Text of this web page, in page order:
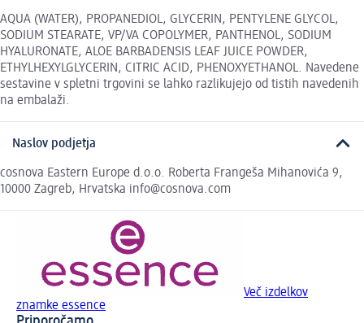
AQUA (WATER), PROPANEDIOL, GLYCERIN, PENTYLENE GLYCOL,
SODIUM STEARATE, VP/VA COPOLYMER, PANTHENOL, SODIUM
HYALURONATE, ALOE BARBADENSIS LEAF JUICE POWDER,
ETHYLHEXYLGLYCERIN, CITRIC ACID, PHENOXYETHANOL. Navedene
sestavine v spletni trgovini se lahko razlikujejo od tistih navedenih
na embalaži.
Naslov podjetja
cosnova Eastern Europe d.o.o. Roberta Frangeša Mihanovića 9,
10000 Zagreb, Hrvatska info@cosnova.com
Več izdelkov
znamke essence